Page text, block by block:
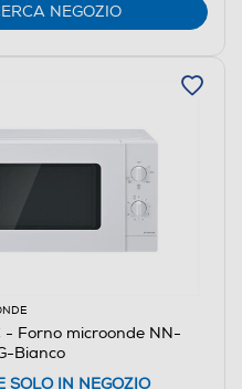
NEGOZIO
- Forno microonde NN-
Bianco
SOLO IN NEGOZIO